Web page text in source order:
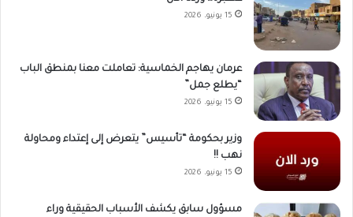
15 يونيو، 2026
عرمان يهاجم الخماسية: تعاملت معنا بمنطق الباب
“يطلع جمل”
15 يونيو، 2026
وزير بحكومة “تأسيس” يتعرض إلى إعتداء ومحاولة
نهب !!
15 يونيو، 2026
مسؤول سابق يكشف الأسباب الحقيقية وراء